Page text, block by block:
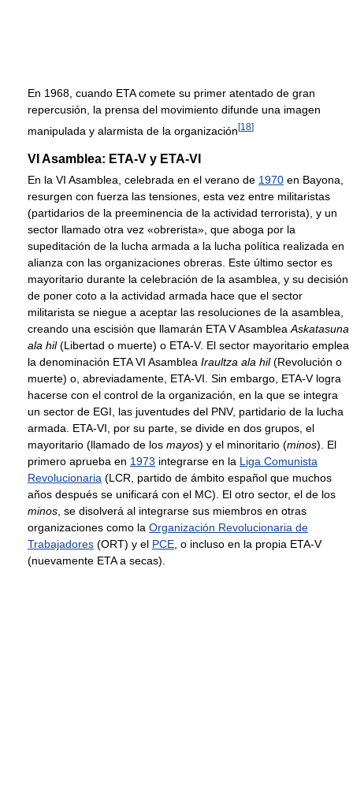
En 1968, cuando ETA comete su primer atentado de gran
repercusión, la prensa del movimiento difunde una imagen
manipulada y alarmista de la organización[18]
VI Asamblea: ETA-V y ETA-VI
En la VI Asamblea, celebrada en el verano de 1970 en Bayona,
resurgen con fuerza las tensiones, esta vez entre militaristas
(partidarios de la preeminencia de la actividad terrorista), y un
sector llamado otra vez «obrerista», que aboga por la
supeditación de la lucha armada a la lucha política realizada en
alianza con las organizaciones obreras. Este último sector es
mayoritario durante la celebración de la asamblea, y su decisión
de poner coto a la actividad armada hace que el sector
militarista se niegue a aceptar las resoluciones de la asamblea,
creando una escisión que llamarán ETA V Asamblea Askatasuna
ala hil(Libertad o muerte) o ETA-V. El sector mayoritario emplea
la denominación ETA VI Asamblea Iraultza ala hil(Revolución o
muerte) o, abreviadamente, ETA-VI. Sin embargo, ETA-V logra
hacerse con el control de la organización, en la que se integra
un sector de EGI, las juventudes del PNV, partidario de la lucha
armada. ETA-VI, por su parte, se divide en dos grupos, el
mayoritario (llamado de los mayos) y el minoritario (minos). El
primero aprueba en 1973 integrarse en la Liga Comunista
Revolucionaria (LCR, partido de ámbito español que muchos
años después se unificará con el MC). El otro sector, el de los
minos , se disolverá al integrarse sus miembros en otras
organizaciones como la Organización Revolucionaria de
Trabajadores (ORT) y el PCE , o incluso en la propia ETA-V
(nuevamente ETA a secas).